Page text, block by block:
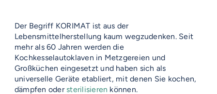
Der Begriff KORIMAT ist aus der
Lebensmittelherstellung kaum wegzudenken. Seit
mehr als 60 Jahren werden die
Kochkesselautoklaven in Metzgereien und
Großküchen eingesetzt und haben sich als
universelle Geräte etabliert, mit denen Sie kochen,
dämpfen oder sterilisieren können.